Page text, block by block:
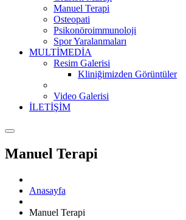
Manuel Terapi
Osteopati
Psikonöroimmunoloji
Spor Yaralanmaları
MULTİMEDİA
Resim Galerisi
Kliniğimizden Görüntüler
Video Galerisi
İLETİŞİM
Manuel Terapi
Anasayfa
Manuel Terapi